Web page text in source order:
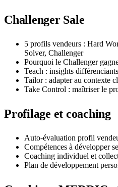
Challenger Sale
5 profils vendeurs : Hard
Solver, Challenger
Pourquoi le Challenger
Teach : insights différenciants
Tailor : adapter au contexte
Take Control : maîtriser le
Profilage et coaching
Auto-évaluation profil
Compétences à développer
Coaching individuel et
Plan de développement